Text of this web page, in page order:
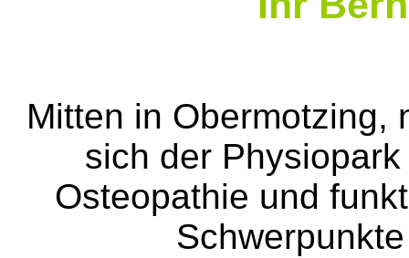
Mitten in Obermotzing,
sich der
Osteopathie und